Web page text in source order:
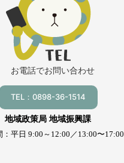
お電話でお問い合わせ
TEL：0898-36-1514
地域政策局 地域振興課
：平日 9:00～12:00／13:00〜17:00